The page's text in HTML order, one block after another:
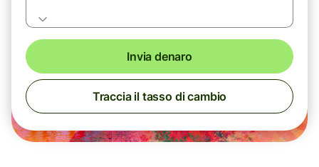
Invia denaro
Traccia il tasso di cambio